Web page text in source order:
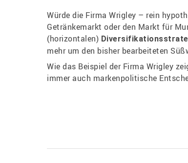
Würde die Firma Wrigley – rein
Getränkemarkt oder den Markt für
(horizontalen)
mehr um den bisher bearbeiteten
Wie das Beispiel der Firma Wrigley
immer auch markenpolitische